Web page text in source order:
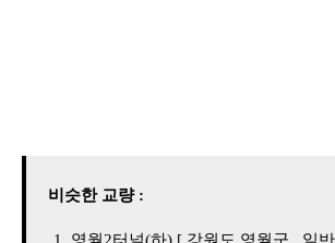
비슷한 교량 :